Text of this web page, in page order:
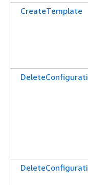
CreateTemplate